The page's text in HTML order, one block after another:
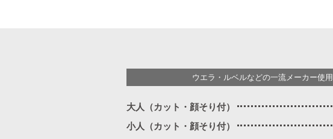
ウエラ・ルベルなどの一流メーカー使用
大人（カット・顔そり付）
小人（カット・顔そり付）